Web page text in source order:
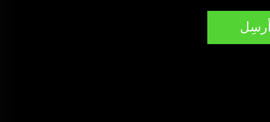
أرسِل